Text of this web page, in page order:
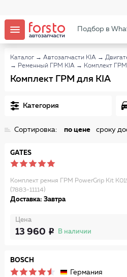
Подбор в
Каталог → Автозапчасти KIA →
→ Ременный ГРМ KIA → Комплект
Комплект ГРМ для KIA
Категория
Сортировка: по цене сроку
GATES
Комплект ремня ГРМ PowerGrip Kit
(7883-11114)
Доставка: Завтра
Цена
13 960 В наличии
BOSCH
Германия